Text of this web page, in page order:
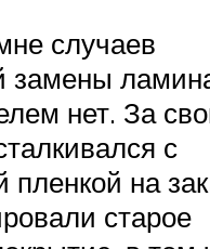
случаев
замены
нет. За
с
пленкой на
старое